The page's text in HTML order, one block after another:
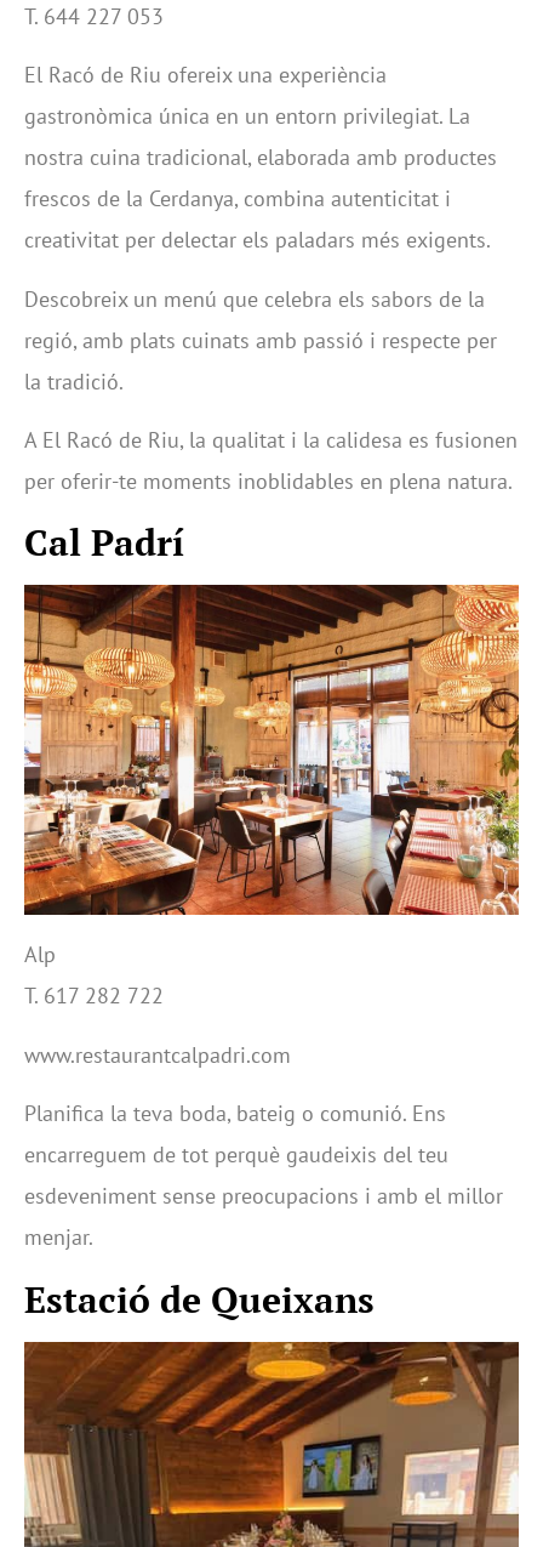
T. 644 227 053
El Racó de Riu ofereix una experiència
gastronòmica única en un entorn privilegiat. La
nostra cuina tradicional, elaborada amb productes
frescos de la Cerdanya, combina autenticitat i
creativitat per delectar els paladars més exigents.
Descobreix un menú que celebra els sabors de la
regió, amb plats cuinats amb passió i respecte per
la tradició.
A El Racó de Riu, la qualitat i la calidesa es fusionen
per oferir-te moments inoblidables en plena natura.
Cal Padrí
Alp
T. 617 282 722
www.restaurantcalpadri.com
Planifica la teva boda, bateig o comunió. Ens
encarreguem de tot perquè gaudeixis del teu
esdeveniment sense preocupacions i amb el millor
menjar.
Estació de Queixans